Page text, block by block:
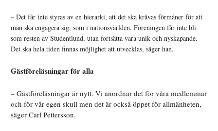
– Det får inte styras av en hierarki, att det ska krävas förmåner för att
man ska engagera sig, som i nationsvärlden. Föreningen får inte bli
som resten av Studentlund, utan fortsätta vara unik och nyskapande.
Det ska hela tiden finnas möjlighet att utvecklas, säger han.
Gästföreläsningar för alla
– Gästföreläsningar är nytt. Vi anordnar det för våra medlemmar
och för vår egen skull men det är också öppet för allmänheten,
säger Carl Pettersson.